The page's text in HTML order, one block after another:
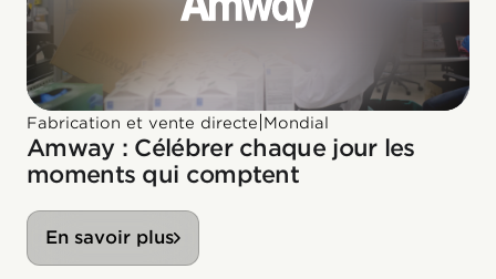
Fabrication et vente directe Mondial
Amway : Célébrer chaque jour les
moments qui comptent
En savoir plus